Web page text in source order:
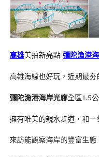
高雄美拍新亮點-彌陀漁港
高雄海線也好玩，近期最夯
彌陀漁港海岸光廊全區1.5
擁有唯美的親水步道，和
來訪能觀察海岸的豐富生態